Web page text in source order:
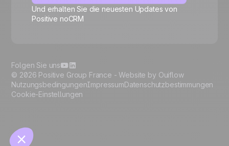
Und erhalten Sie die neuesten Updates von
Positive noCRM
© 2026 Positive Group France -Website by Ouiflow
NutzungsbedingungenImpressumDatenschutzbestimmungen
Cookie-Einstellungen
Folgen Sie uns